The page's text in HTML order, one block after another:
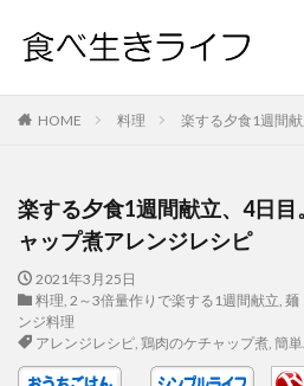
HOME 料理 楽する夕食1週間
楽する夕食1週間献立、4日
ャップ煮アレンジレシピ
2021年3月25日
料理, 2～3倍量作りで楽する1週間献立, 麺
ンジ料理
アレンジレシピ, 鶏肉のケチャップ煮, 簡